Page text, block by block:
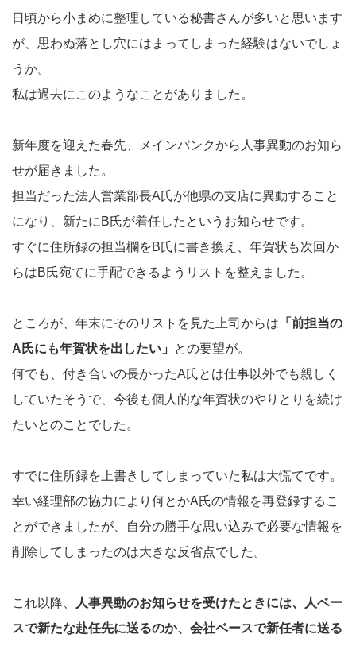
日頃から小まめに整理している秘書さんが多いと思います
が、思わぬ落とし穴にはまってしまった経験はないでしょ
うか。
私は過去にこのようなことがありました。
新年度を迎えた春先、メインバンクから人事異動のお知ら
せが届きました。
担当だった法人営業部長A氏が他県の支店に異動すること
になり、新たにB氏が着任したというお知らせです。
すぐに住所録の担当欄をB氏に書き換え、年賀状も次回か
らはB氏宛てに手配できるようリストを整えました。
ところが、年末にそのリストを見た上司からは 「前担当の
A氏にも年賀状を出したい」
との要望が。
何でも、付き合いの長かったA氏とは仕事以外でも親しく
していたそうで、今後も個人的な年賀状のやりとりを続け
たいとのことでした。
すでに住所録を上書きしてしまっていた私は大慌てです。
幸い経理部の協力により何とかA氏の情報を再登録するこ
とができましたが、自分の勝手な思い込みで必要な情報を
削除してしまったのは大きな反省点でした。
これ以降、
人事異動のお知らせを受けたときには、人ベー
スで新たな赴任先に送るのか、会社ベースで新任者に送る